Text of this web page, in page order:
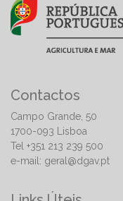
Contactos
Campo Grande, 50
1700-093 Lisboa
Tel +351 213 239 500
e-mail: geral@dgav.pt